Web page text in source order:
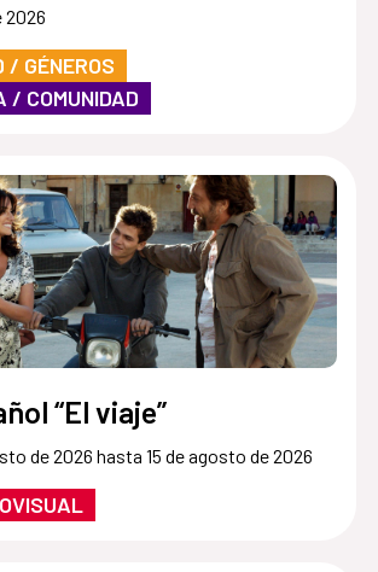
2026
/ GÉNEROS
/ COMUNIDAD
“El viaje”
de 2026 hasta 15 de agosto de 2026